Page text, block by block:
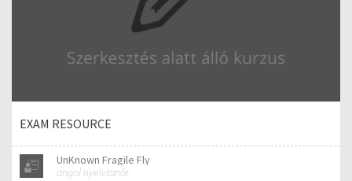
EXAM RESOURCE
UnKnown Fragile Fly
angol nyelvtanár